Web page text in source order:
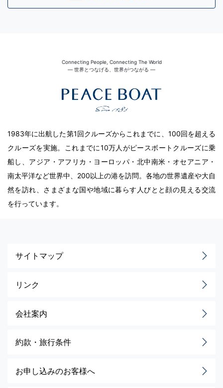
Connecting People, Connecting The World
― 世界とつなげる、世界がつながる ―
1983年に出航した第1回クルーズからこれまでに、100回を超える
クルーズを実施。これまでに10万人がピースボートクルーズに乗
船し、アジア・アフリカ・ヨーロッパ・北中南米・オセアニア・
南太平洋など世界中、200以上の港を訪問。各地の世界遺産や大自
然を訪れ、さまざまな国や地域に暮らす人びとと顔の見える交流
を行っています。
サイトマップ
リンク
会社案内
約款・旅行条件
お申し込みのお客様へ